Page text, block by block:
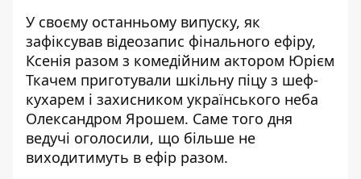
У своєму останньому випуску, як
зафіксував відеозапис фінального ефіру,
Ксенія разом з комедійним актором Юрієм
Ткачем приготували шкільну піцу з шеф-
кухарем і захисником українського неба
Олександром Ярошем. Саме того дня
ведучі оголосили, що більше не
виходитимуть в ефір разом.